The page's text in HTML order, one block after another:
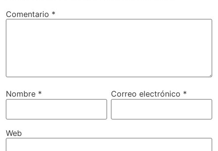
Comentario *
Nombre * Correo electrónico *
Web